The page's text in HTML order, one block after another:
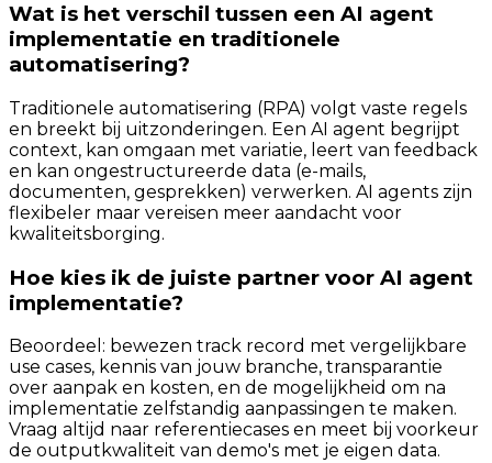
Wat is het verschil tussen een AI agent
implementatie en traditionele
automatisering?
Traditionele automatisering (RPA) volgt vaste regels
en breekt bij uitzonderingen. Een AI agent begrijpt
context, kan omgaan met variatie, leert van feedback
en kan ongestructureerde data (e-mails,
documenten, gesprekken) verwerken. AI agents zijn
flexibeler maar vereisen meer aandacht voor
kwaliteitsborging.
Hoe kies ik de juiste partner voor AI agent
implementatie?
Beoordeel: bewezen track record met vergelijkbare
use cases, kennis van jouw branche, transparantie
over aanpak en kosten, en de mogelijkheid om na
implementatie zelfstandig aanpassingen te maken.
Vraag altijd naar referentiecases en meet bij voorkeur
de outputkwaliteit van demo's met je eigen data.